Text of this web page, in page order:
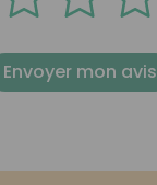
Envoyer mon avis